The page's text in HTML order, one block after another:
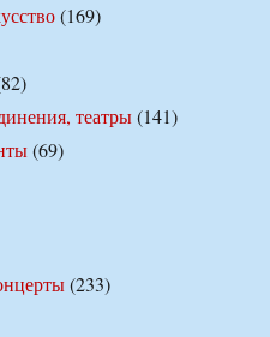
(169)
театры(141)
(69)
(233)